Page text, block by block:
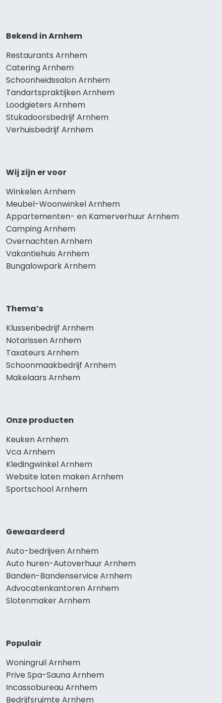
Bekend in Arnhem
Restaurants Arnhem
Catering Arnhem
Schoonheidssalon Arnhem
Tandartspraktijken Arnhem
Loodgieters Arnhem
Stukadoorsbedrijf Arnhem
Verhuisbedrijf Arnhem
Wij zijn er voor
Winkelen Arnhem
Meubel-Woonwinkel Arnhem
Appartementen- en Kamerverhuur Arnhem
Camping Arnhem
Overnachten Arnhem
Vakantiehuis Arnhem
Bungalowpark Arnhem
Thema’s
Klussenbedrijf Arnhem
Notarissen Arnhem
Taxateurs Arnhem
Schoonmaakbedrijf Arnhem
Makelaars Arnhem
Onze producten
Keuken Arnhem
Vca Arnhem
Kledingwinkel Arnhem
Website laten maken Arnhem
Sportschool Arnhem
Gewaardeerd
Auto-bedrijven Arnhem
Auto huren-Autoverhuur Arnhem
Banden-Bandenservice Arnhem
Advocatenkantoren Arnhem
Slotenmaker Arnhem
Populair
Woningruil Arnhem
Prive Spa-Sauna Arnhem
Incassobureau Arnhem
Bedrijfsruimte Arnhem